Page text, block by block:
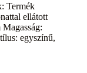
Termék
ellátott
egyszínű,